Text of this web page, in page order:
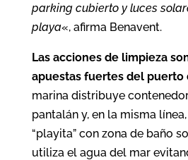
parking cubierto y luces
playa«, afirma Benavent.
Las acciones de limpieza
apuestas fuertes del puerto
marina distribuye
pantalán y, en la misma
“playita” con zona de baño
utiliza el agua del mar